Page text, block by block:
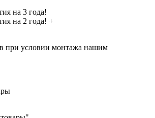
на 3 года!
на 2 года! +
при условии монтажа нашим